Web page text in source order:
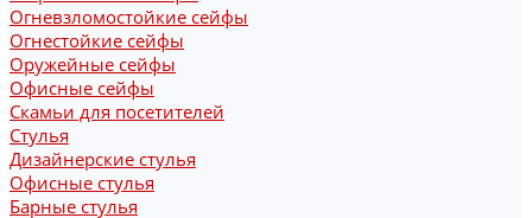
Огневзломостойкие сейфы
Огнестойкие сейфы
Оружейные сейфы
Офисные сейфы
Скамьи для посетителей
Стулья
Дизайнерские стулья
Офисные стулья
Барные стулья